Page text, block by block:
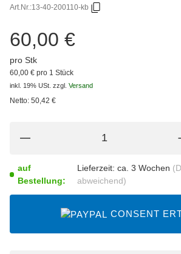
Art.Nr.:13-40-200110-kb
60,00 €
pro Stk
60,00 € pro 1 Stück
inkl. 19% USt. zzgl. Versand
Netto: 50,42 €
auf
Bestellung:
Lieferzeit: ca. 3 Wochen
abweichend)
CONSENT